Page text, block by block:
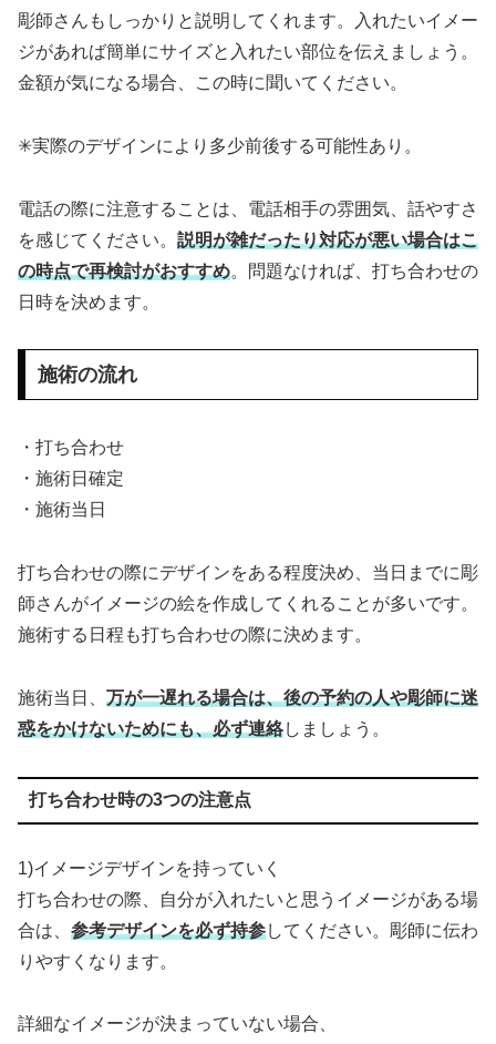
彫師さんもしっかりと説明してくれます。入れたいイメー
ジがあれば簡単にサイズと入れたい部位を伝えましょう。
金額が気になる場合、この時に聞いてください。
✳︎実際のデザインにより多少前後する可能性あり。
電話の際に注意することは、電話相手の雰囲気、話やすさ
を感じてください。 説明が雑だったり対応が悪い場合はこ
の時点で再検討がおすすめ。問題なければ、打ち合わせの
日時を決めます。
施術の流れ
・打ち合わせ
・施術日確定
・施術当日
打ち合わせの際にデザインをある程度決め、当日までに彫
師さんがイメージの絵を作成してくれることが多いです。
施術する日程も打ち合わせの際に決めます。
施術当日、 万が一遅れる場合は、後の予約の人や彫師に迷
惑をかけないためにも、必ず連絡しましょう。
打ち合わせ時の3つの注意点
1)イメージデザインを持っていく
打ち合わせの際、自分が入れたいと思うイメージがある場
合は、 参考デザインを必ず持参してください。彫師に伝わ
りやすくなります。
詳細なイメージが決まっていない場合、